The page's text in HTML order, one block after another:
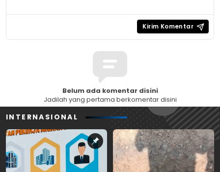
Belum ada komentar disini
Jadilah yang pertama berkomentar disini
INTERNASIONAL